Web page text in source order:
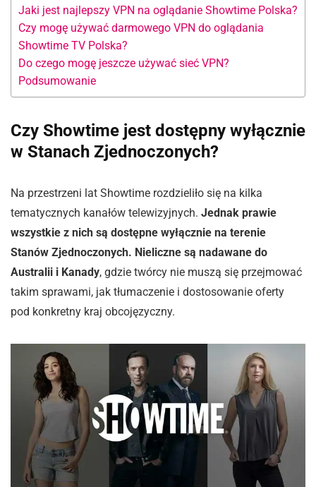
Jaki jest najlepszy VPN na oglądanie Showtime Polska?
Czy mogę używać darmowego VPN do oglądania
Showtime TV Polska?
Do czego mogę jeszcze używać sieć VPN?
Podsumowanie
Czy Showtime jest dostępny wyłącznie
w Stanach Zjednoczonych?
Na przestrzeni lat Showtime rozdzieliło się na kilka
tematycznych kanałów telewizyjnych. Jednak prawie
wszystkie z nich są dostępne wyłącznie na terenie
Stanów Zjednoczonych. Nieliczne są nadawane do
Australii i Kanady, gdzie twórcy nie muszą się przejmować
takim sprawami, jak tłumaczenie i dostosowanie oferty
pod konkretny kraj obcojęzyczny.